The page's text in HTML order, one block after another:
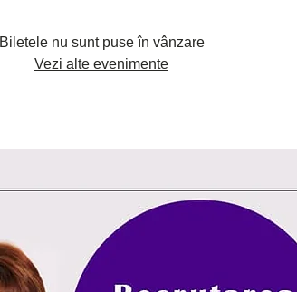
Biletele nu sunt puse în vânzare
Vezi alte evenimente